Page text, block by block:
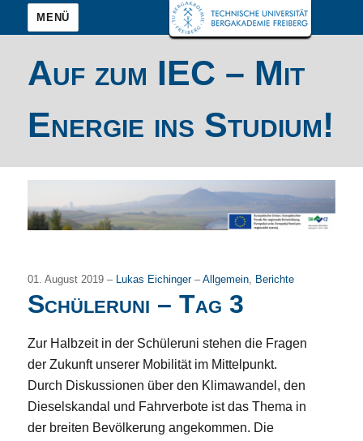
MENÜ
Auf zum IEC – Mit
Energie ins Studium!
01. August 2019 – Lukas Eichinger–Allgemein, Berichte
Schüleruni – Tag 3
Zur Halbzeit in der Schüleruni stehen die Fragen
der Zukunft unserer Mobilität im Mittelpunkt.
Durch Diskussionen über den Klimawandel, den
Dieselskandal und Fahrverbote ist das Thema in
der breiten Bevölkerung angekommen. Die